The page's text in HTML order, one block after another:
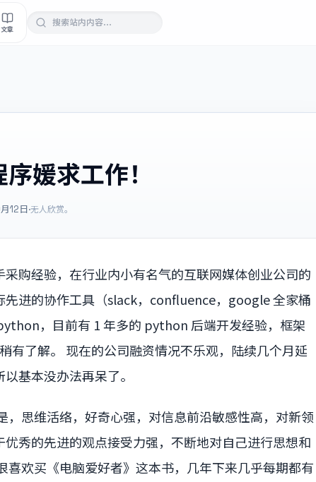
文章
媛求工作！
12日·无人欣赏。
购经验，在行业内小有名气的互联网媒体创业公司的
先进的协作工具（slack，confluence，google 全家桶
，目前有 1 年多的 python 后端开发经验，框架
有了解。 现在的公司融资情况不乐观，陆续几个月延
基本没办法再呆了。
，思维活络，好奇心强，对信息前沿敏感性高，对新领
秀的先进的观点接受力强，不断地对自己进行思想和
喜欢买《电脑爱好者》这本书，几年下来几乎每期都有